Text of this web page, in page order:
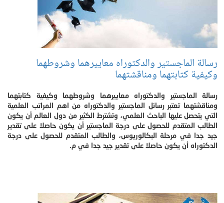
رسالة الماجستير والدكتوراه معاييرهما وشروطهما
وكيفية كتابتهما ومناقشتهما
رسالة الماجستير والدكتوراه معاييرهما وشروطهما وكيفية كتابتهما
ومناقشتهما تعتبر رسائل الماجستير والدكتوراه من اهم المراتب العلمية
التي يتحصل عليها الباحث العلمي، وتشترط الكثير من دول العالم أن يكون
الطالب المتقدم للحصول على درجة الماجستير أن يكون حاصلا على تقدير
جيد جدا في مرحلة البكالوريوس، والطالب المتقدم للحصول على درجة
الدكتوراه أن يكون حاصلا على تقدير جيد جدا في م.